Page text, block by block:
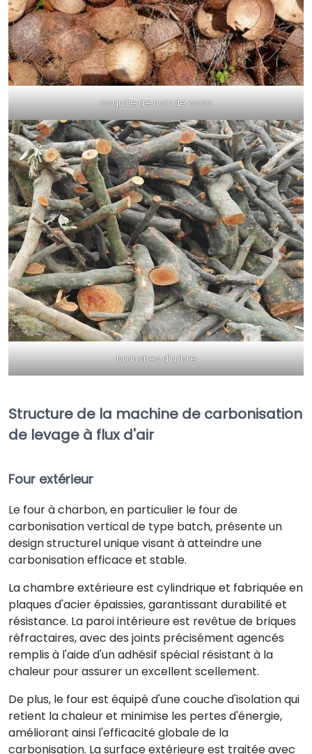
coquille de noix de coco
branches d'arbre
Structure de la machine de carbonisation
de levage à flux d'air
Four extérieur
Le four à charbon, en particulier le four de
carbonisation vertical de type batch, présente un
design structurel unique visant à atteindre une
carbonisation efficace et stable.
La chambre extérieure est cylindrique et fabriquée en
plaques d'acier épaissies, garantissant durabilité et
résistance. La paroi intérieure est revêtue de briques
réfractaires, avec des joints précisément agencés
remplis à l'aide d'un adhésif spécial résistant à la
chaleur pour assurer un excellent scellement.
De plus, le four est équipé d'une couche d'isolation qui
retient la chaleur et minimise les pertes d'énergie,
améliorant ainsi l'efficacité globale de la
carbonisation. La surface extérieure est traitée avec